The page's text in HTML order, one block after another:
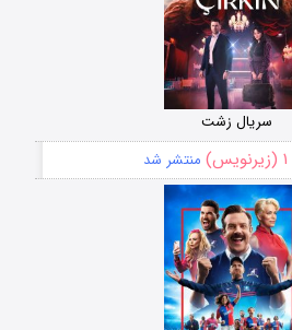
سریال زشت
۱ (زیرنویس) منتشر شد